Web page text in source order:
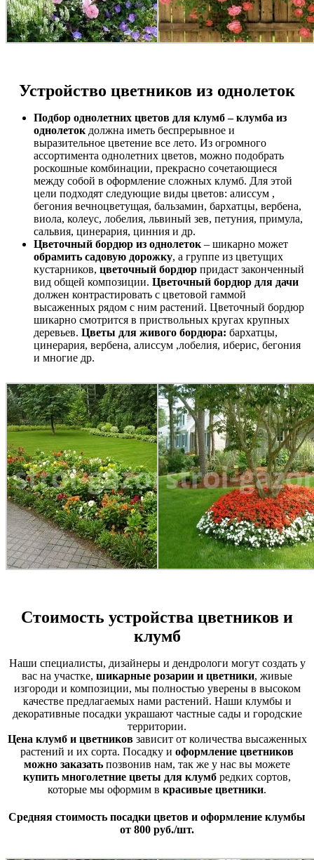
Устройство цветников из однолеток
Подбор однолетних цветов для клумб – клумба из
однолеток должна иметь беспрерывное и
выразительное цветение все лето. Из огромного
ассортимента однолетних цветов, можно подобрать
роскошные комбинации, прекрасно сочетающиеся
между собой в оформление сложных клумб. Для этой
цели подходят следующие виды цветов: алиссум ,
бегония вечноцветущая, бальзамин, бархатцы, вербена,
виола, колеус, лобелия, львиный зев, петуния, примула,
сальвия, цинерария, цинния и др.
Цветочный бордюр из однолеток – шикарно может
обрамить садовую дорожку, а группе из цветущих
кустарников, цветочный бордюр придаст законченный
вид общей композиции. Цветочный бордюр для дачи
должен контрастировать с цветовой гаммой
высаженных рядом с ним растений. Цветочный бордюр
шикарно смотрится в приствольных кругах крупных
деревьев. Цветы для живого бордюра: бархатцы,
цинерария, вербена, алиссум ,лобелия, иберис, бегония
и многие др.
Стоимость устройства цветников и
клумб
Наши специалисты, дизайнеры и дендрологи могут создать у
вас на участке, шикарные розарии и цветники, живые
изгороди и композиции, мы полностью уверены в высоком
качестве предлагаемых нами растений. Наши клумбы и
декоративные посадки украшают частные сады и городские
территории.
Цена клумб и цветниковзависит от количества высаженных
растений и их сорта. Посадку и оформление цветников
можно заказать позвонив нам, так же у нас вы можете
купить многолетние цветы для клумб редких сортов,
которые мы оформим в красивые цветники.
Средняя стоимость посадки цветов и оформление клумбы
от 800 руб./шт.